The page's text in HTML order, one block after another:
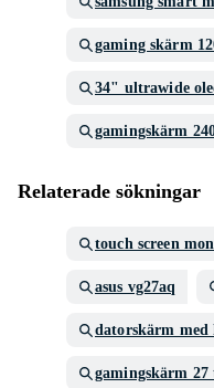
gaming skärm
34" ultrawide
gamingskärm
Relaterade sökningar
touch screen
asus vg27aq
datorskärm med
gamingskärm